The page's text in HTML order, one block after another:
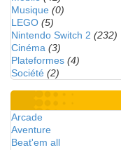
Musique (0)
LEGO (5)
Nintendo Switch 2 (232)
Cinéma (3)
Plateformes (4)
Société (2)
Arcade
Aventure
Beat'em all